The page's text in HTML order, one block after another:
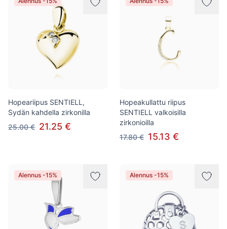
Hopeariipus SENTIELL,
Sydän kahdella zirkonilla
25.00 € 21.25 €
Hopeakullattu riipus
SENTIELL valkoisilla
zirkonioilla
17.80 € 15.13 €
Alennus -15% Alennus -15%